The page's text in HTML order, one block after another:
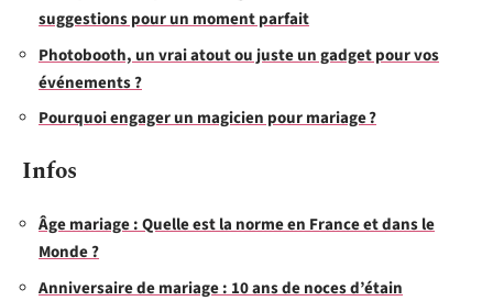
suggestions pour un moment parfait
Photobooth, un vrai atout ou juste un gadget pour vos
événements ?
Pourquoi engager un magicien pour mariage ?
Infos
Âge mariage : Quelle est la norme en France et dans le
Monde ?
Anniversaire de mariage : 10 ans de noces d’étain